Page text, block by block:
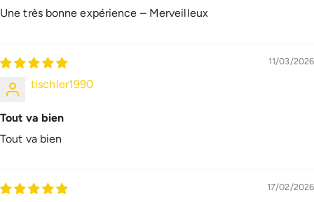
Une très bonne expérience – Merveilleux
11/03/2026
tischler1990
Tout va bien
Tout va bien
17/02/2026